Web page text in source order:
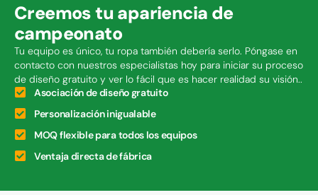
Creemos tu apariencia de
campeonato
Tu equipo es único, tu ropa también debería serlo. Póngase en
contacto con nuestros especialistas hoy para iniciar su proceso
de diseño gratuito y ver lo fácil que es hacer realidad su visión..
Asociación de diseño gratuito
Personalización inigualable
MOQ flexible para todos los equipos
Ventaja directa de fábrica